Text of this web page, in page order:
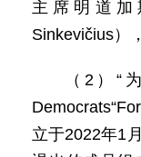
主席明道加
Sinkevičius）
（2）“
立于2022年1